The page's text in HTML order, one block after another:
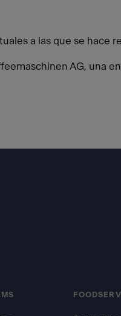
a las que se hace
AG, una